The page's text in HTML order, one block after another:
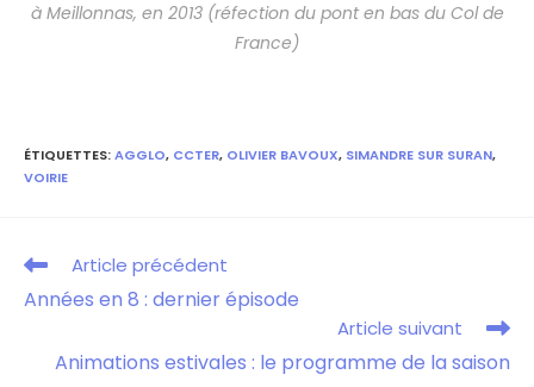
à Meillonnas, en 2013 (réfection du pont en bas du Col de
France)
ÉTIQUETTES:AGGLO, CCTER, OLIVIER BAVOUX, SIMANDRE SUR SURAN,
VOIRIE
Article précédent
Années en 8 : dernier épisode
Article suivant
Animations estivales : le programme de la saison